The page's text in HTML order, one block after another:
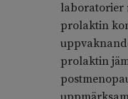
laboratorier
prolaktin
prolaktin